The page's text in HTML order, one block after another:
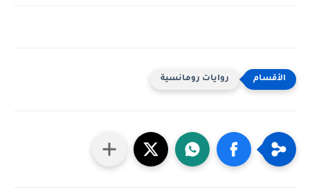
روايات رومانسية